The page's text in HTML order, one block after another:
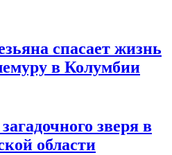
спасает жизнь
в Колумбии
зверя в
области